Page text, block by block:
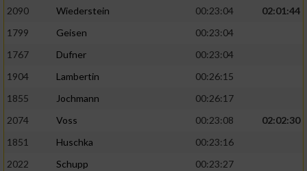
2090
Wiederstein 00:23:04
02:01:44
1799
Geisen
00:23:04
1767
Dufner
00:23:04
1904
Lambertin
00:26:15
1855
Jochmann
00:26:17
2074
Voss 00:23:08
02:02:30
1851
Huschka
00:23:16
2022
Schupp
00:23:27